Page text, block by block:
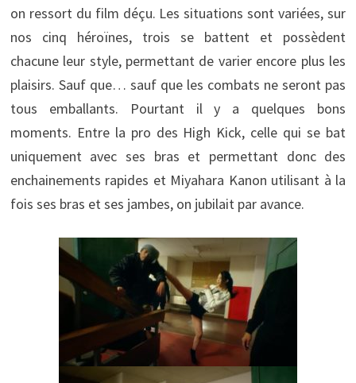
on ressort du film déçu. Les situations sont variées, sur
nos cinq héroïnes, trois se battent et possèdent
chacune leur style, permettant de varier encore plus les
plaisirs. Sauf que… sauf que les combats ne seront pas
tous emballants. Pourtant il y a quelques bons
moments. Entre la pro des High Kick, celle qui se bat
uniquement avec ses bras et permettant donc des
enchainements rapides et Miyahara Kanon utilisant à la
fois ses bras et ses jambes, on jubilait par avance.